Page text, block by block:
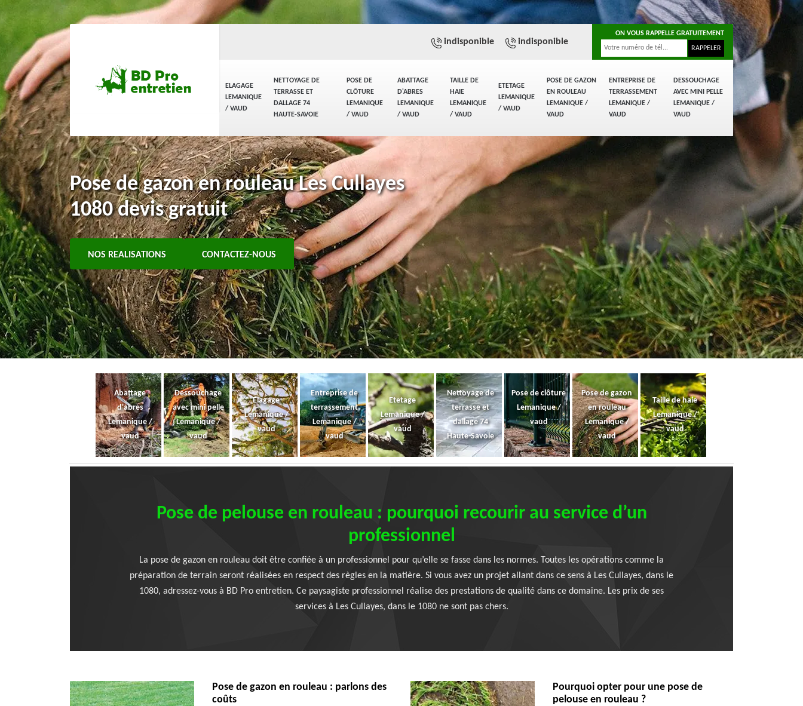
ELAGAGE
LEMANIQUE
/ VAUD
NETTOYAGE DE
TERRASSE ET
DALLAGE 74
HAUTE-SAVOIE
POSE DE
CLÔTURE
LEMANIQUE
/ VAUD
ABATTAGE
D'ABRES
LEMANIQUE
/ VAUD
TAILLE DE
HAIE
LEMANIQUE
/ VAUD
ETETAGE
LEMANIQUE
/ VAUD
POSE DE GAZON
EN ROULEAU
LEMANIQUE /
VAUD
ENTREPRISE DE
TERRASSEMENT
LEMANIQUE /
VAUD
DESSOUCHAGE
AVEC MINI PELLE
LEMANIQUE /
VAUD
indisponible indisponible
ON VOUS RAPPELLE GRATUITEMENT
Pose de gazon en rouleau Les Cullayes
1080 devis gratuit
NOS REALISATIONS CONTACTEZ-NOUS
Abattage
d'abres
Lemanique /
vaud
Dessouchage
avec mini pelle
Lemanique /
vaud
Elagage
Lemanique /
vaud
Entreprise de
terrassement
Lemanique /
vaud
Etetage
Lemanique /
vaud
Nettoyage de
terrasse et
dallage 74
Haute-Savoie
Pose de clôture
Lemanique /
vaud
Pose de gazon
en rouleau
Lemanique /
vaud
Taille de haie
Lemanique /
vaud
Pose de pelouse en rouleau : pourquoi recourir au service d’un
professionnel
La pose de gazon en rouleau doit être confiée à un professionnel pour qu’elle se fasse dans les normes. Toutes les opérations comme la
préparation de terrain seront réalisées en respect des règles en la matière. Si vous avez un projet allant dans ce sens à Les Cullayes, dans le
1080, adressez-vous à BD Pro entretien. Ce paysagiste professionnel réalise des prestations de qualité dans ce domaine. Les prix de ses
services à Les Cullayes, dans le 1080 ne sont pas chers.
Pose de gazon en rouleau : parlons des
coûts
Pourquoi opter pour une pose de
pelouse en rouleau ?